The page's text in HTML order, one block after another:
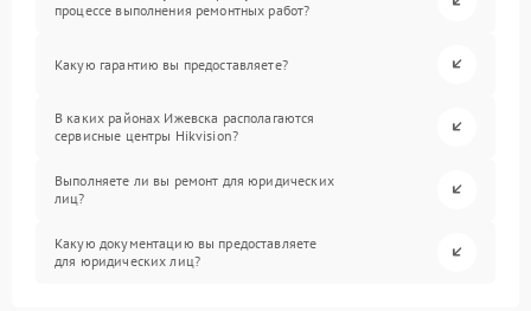
процессе выполнения ремонтных работ?
Какую гарантию вы предоставляете?
В каких районах Ижевска располагаются
сервисные центры Hikvision?
Выполняете ли вы ремонт для юридических
лиц?
Какую документацию вы предоставляете
для юридических лиц?